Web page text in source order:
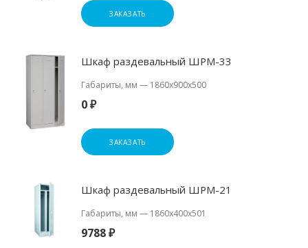
ЗАКАЗАТЬ
Шкаф раздевальный ШРМ-33
Габариты, мм — 1860x900x500
0 ₽
ЗАКАЗАТЬ
Шкаф раздевальный ШРМ-21
Габариты, мм — 1860x400x501
9788 ₽